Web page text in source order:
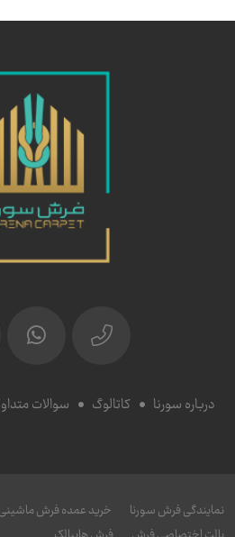
درباره سورنا کاتالوگ سوالات
نمایندگی فرش سورنا خرید عمده فرش ماشینی